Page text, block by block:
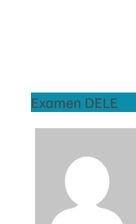
Examen DELE